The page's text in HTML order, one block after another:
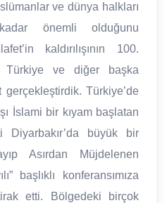
ve dünya halkları
önemli olduğunu
kaldırılışının 100.
Türkiye ve diğer başka
Türkiye’de
İslami bir kıyam başlatan
Diyarbakır’da büyük bir
Asırdan Müjdelenen
başlıklı konferansımıza
etti. Bölgedeki birçok